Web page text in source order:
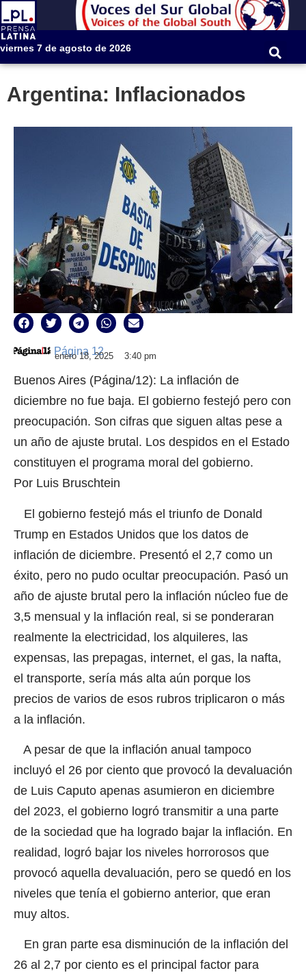
viernes 7 de agosto de 2026
Argentina: Inflacionados
Página 12
enero 18, 2025 3:40 pm
Buenos Aires (Página/12): La inflación de
diciembre no fue baja. El gobierno festejó pero con
preocupación. Son cifras que siguen altas pese a
un año de ajuste brutal. Los despidos en el Estado
constituyen el programa moral del gobierno.
Por Luis Bruschtein
El gobierno festejó más el triunfo de Donald
Trump en Estados Unidos que los datos de
inflación de diciembre. Presentó el 2,7 como un
éxito, pero no pudo ocultar preocupación. Pasó un
año de ajuste brutal pero la inflación núcleo fue de
3,5 mensual y la inflación real, si se ponderaran
realmente la electricidad, los alquileres, las
expensas, las prepagas, internet, el gas, la nafta,
el transporte, sería más alta aún porque los
precios de varios de esos rubros triplicaron o más
a la inflación.
A pesar de que la inflación anual tampoco
incluyó el 26 por ciento que provocó la devaluación
de Luis Caputo apenas asumieron en diciembre
del 2023, el gobierno logró transmitir a una parte
de la sociedad que ha logrado bajar la inflación. En
realidad, logró bajar los niveles horrorosos que
provocó aquella devaluación, pero se quedó en los
niveles que tenía el gobierno anterior, que eran
muy altos.
En gran parte esa disminución de la inflación del
26 al 2,7 por ciento es el principal factor para